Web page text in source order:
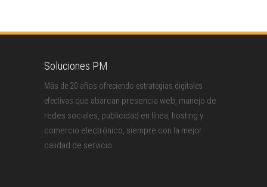
Soluciones PM
Más de 20 años ofreciendo estrategias digitales
efectivas que abarcan presencia web, manejo de
redes sociales, publicidad en línea, hosting y
comercio electrónico, siempre con la mejor
calidad de servicio.